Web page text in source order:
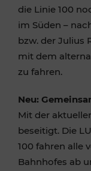
die Linie 100
im Süden –
bzw. der Julius
mit dem
zu fahren.
Neu:
Mit der
beseitigt. Die
100 fahren alle
Bahnhofes ab